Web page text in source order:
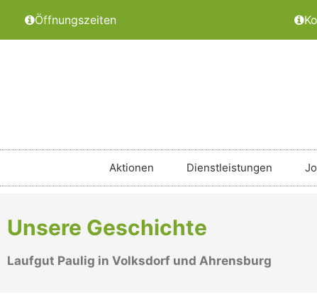
Öffnungszeiten
Aktionen Dienstleistungen
Unsere Geschichte
Laufgut Paulig in Volksdorf und Ahrensburg